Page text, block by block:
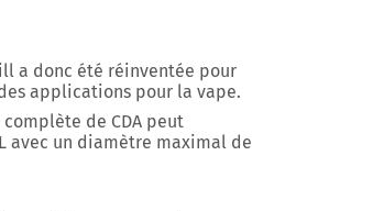
a donc été réinventée pour
applications pour la vape.
de CDA peut
avec un diamètre maximal de